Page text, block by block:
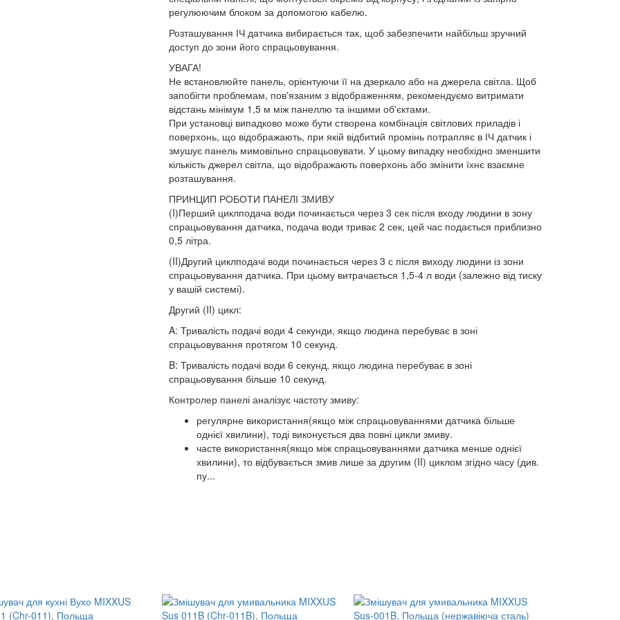
регулюючим блоком за допомогою кабелю.
Розташування ІЧ датчика вибирається так, щоб забезпечити найбільш зручний
доступ до зони його спрацьовування.
УВАГА!
Не встановлюйте панель, орієнтуючи її на дзеркало або на джерела світла. Щоб
запобігти проблемам, пов'язаним з відображенням, рекомендуємо витримати
відстань мінімум 1,5 м між панеллю та іншими об'єктами.
При установці випадково може бути створена комбінація світлових приладів і
поверхонь, що відображають, при якій відбитий промінь потрапляє в ІЧ датчик і
змушує панель мимовільно спрацьовувати. У цьому випадку необхідно зменшити
кількість джерел світла, що відображають поверхонь або змінити їхнє взаємне
розташування.
ПРИНЦИП РОБОТИ ПАНЕЛІ ЗМИВУ
(I)Перший циклподача води починається через 3 сек після входу людини в зону
спрацьовування датчика, подача води триває 2 сек, цей час подається приблизно
0,5 літра.
(II)Другий циклподачі води починається через 3 с після виходу людини із зони
спрацьовування датчика. При цьому витрачається 1,5-4 л води (залежно від тиску
у вашій системі).
Другий (II) цикл:
A: Тривалість подачі води 4 секунди, якщо людина перебуває в зоні
спрацьовування протягом 10 секунд.
B: Тривалість подачі води 6 секунд, якщо людина перебуває в зоні
спрацьовування більше 10 секунд.
Контролер панелі аналізує частоту змиву:
регулярне використання(якщо між спрацьовуваннями датчика більше
однієї хвилини), тоді виконується два повні цикли змиву.
часте використання(якщо між спрацьовуваннями датчика менше однієї
хвилини), то відбувається змив лише за другим (II) циклом згідно часу (див.
пу...